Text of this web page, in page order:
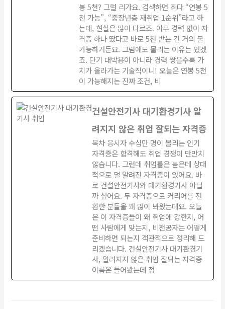
봉 5천? 그럴 리가요. 검색하면 죄다 “연봉 5
천 가능”, “중장년층 재취업 1순위”라고 하
는데, 현실은 많이 다르죠. 아무 경력 없이 자
격증 하나 땄다고 바로 5천 받는 건 거의 불
가능하거든요. 그럼에도 몰리는 이유는 있겠
죠. 단기 대박용이 아니라 경력 쌓을수록 가
치가 올라가는 기술직이니! 오늘은 연봉 5천
이 가능해지는 진짜 조건, 비
건설안전기사 대기환경기사 알
려지지 않은 취업 잘되는 자격증
목차 응시자 수십만 명이 몰리는 인기
자격증은 합격해도 취업 경쟁이 만만치
않습니다. 그런데 취업률은 높은데 상대
적으로 덜 알려진 자격증이 있어요. 바
로 건설안전기사와 대기환경기사 아닐
까 싶어요. 두 자격증으로 커리어를 전
환한 분들을 꽤 많이 봐왔는데요. 오늘
은 이 자격증들이 왜 취업에 강한지, 어
떤 사람에게 맞는지, 비전공자는 어떻게
준비하면 되는지 객관적으로 정리해 드
리겠습니다. 건설안전기사 대기환경기
사, 알려지지 않은 취업 잘되는 자격증
이름은 들어봤는데 정